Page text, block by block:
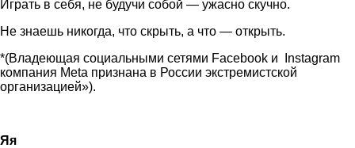
Играть в себя, не будучи собой — ужасно скучно.
Не знаешь никогда, что скрыть, а что — открыть.
*(Владеющая социальными сетями Facebook и Instagram
компания Meta признана в России экстремистской
организацией»).
Яя